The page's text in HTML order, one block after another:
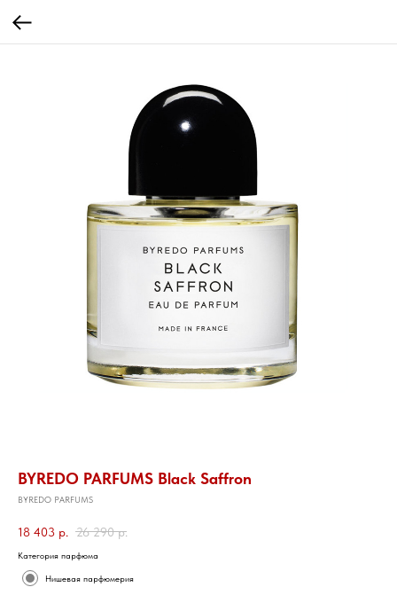
BYREDO PARFUMS Black Saffron
BYREDO PARFUMS
18 403 р. 26 290 р.
Категория парфюма
Нишевая парфюмерия